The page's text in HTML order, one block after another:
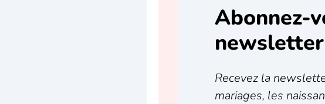
Abonnez-
newsletter
Recevez la
mariages, les